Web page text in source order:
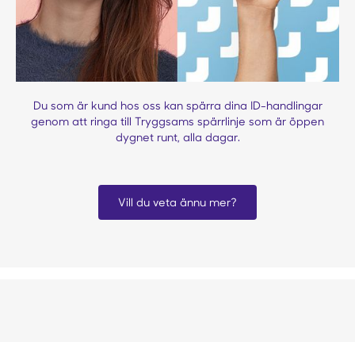
Du som är kund hos oss kan spärra dina ID-handlingar
genom att ringa till Tryggsams spärrlinje som är öppen
dygnet runt, alla dagar.
Vill du veta ännu mer?